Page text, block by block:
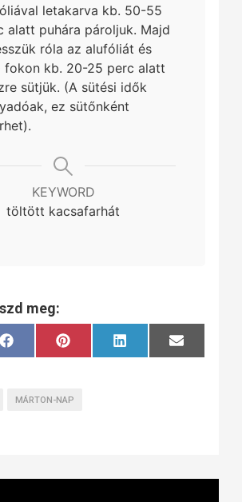
letakarva kb. 50-55
alatt puhára pároljuk. Majd
róla az alufóliát és
fokon kb. 20-25 perc alatt
sütjük. (A sütési idők
ez sütőnként
KEYWORD
töltött kacsafarhát
meg:
Share
on
Facebook Share
on
Pinterest
Share
on
LinkedIn
Share
on
Email
MÁRTON-NAP